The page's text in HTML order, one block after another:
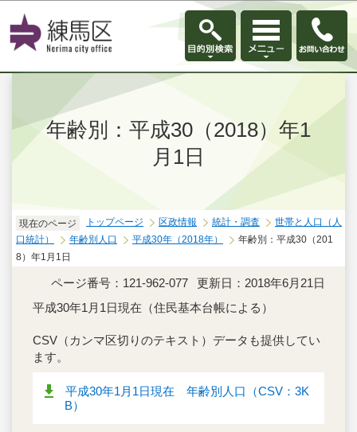
このページの本文へ移動
年齢別：平成30（2018）年1
月1日
現在のページ トップページ 区政情報 統計・調査
世帯と人口（人
口統計）
年齢別人口 平成30年（2018年）
年齢別：平成30（201
8）年1月1日
ページ番号：121-962-077
更新日：2018年6月21日
平成30年1月1日現在（住民基本台帳による）
CSV（カンマ区切りのテキスト）データも提供してい
ます。
平成30年1月1日現在 年齢別人口（CSV：3K
B）